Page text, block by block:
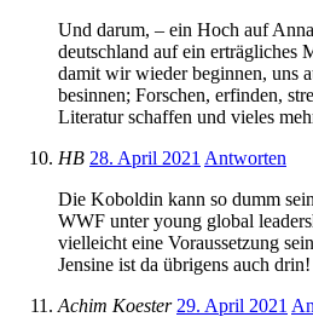
Und darum, – ein Hoch auf
deutschland auf ein erträgliches
damit wir wieder beginnen, uns
besinnen; Forschen, erfinden,
Literatur schaffen und vieles
HB 28. April 2021 Antworten
Die Koboldin kann so dumm
WWF unter young global
vielleicht eine Voraussetzung
Jensine ist da übrigens auch drin!
Achim Koester 29. April 2021